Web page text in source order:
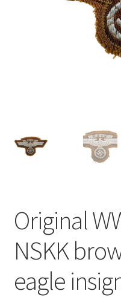
Original
NSKK
eagle